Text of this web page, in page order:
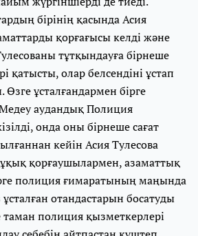
бірінің қасында Асия
қорғағысы келді және
тұтқындауға бірнеше
қатысты, олар белсендіні ұстап
ұсталғандармен бірге
аудандық Полиция
онда оны бірнеше сағат
кейін Асия Тулесова
қорғаушылармен, азаматтық
полиция ғимаратының маңында
отандастарын босатуды
таман полиция қызметкерлері